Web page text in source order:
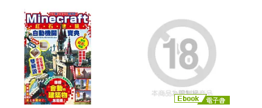
糸矢めい(3)
I-IV(2) kyoh(2)
match(2)
オーバーラップ(1)
ケイ・エム・ピー(1)
コスモピア(1)